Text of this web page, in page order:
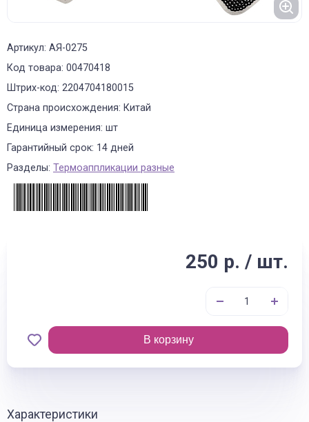
Артикул: АЯ-0275
Код товара: 00470418
Штрих-код: 2204704180015
Страна происхождения: Китай
Единица измерения: шт
Гарантийный срок: 14 дней
Разделы: Термоаппликации разные
250 р. / шт.
В корзину
Характеристики